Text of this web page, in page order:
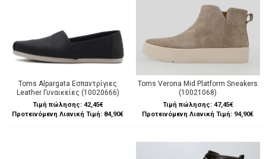
Toms Alpargata Εσπαντρίγιες
Leather Γυναικείες (10020666)
Τιμή πώλησης: 42,45€
Προτεινόμενη Λιανική Τιμή: 84,90€
Toms Verona Mid Platform Sneakers
(10021068)
Τιμή πώλησης: 47,45€
Προτεινόμενη Λιανική Τιμή: 94,90€